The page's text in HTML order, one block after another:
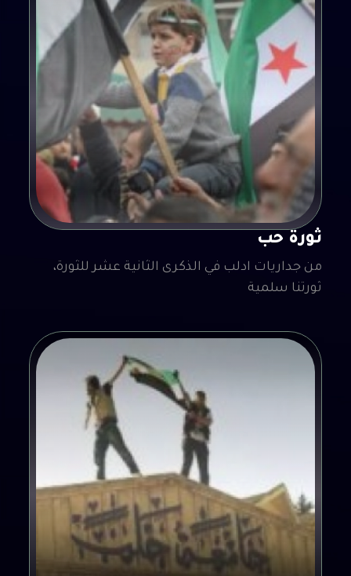
ثورة حب
من جداريات ادلب في الذكرى الثانية عشر للثورة،
ثورتنا سلمية